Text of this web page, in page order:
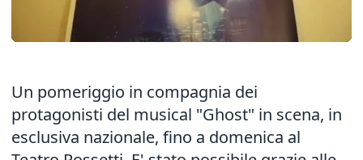
Un pomeriggio in compagnia dei
protagonisti del musical "Ghost" in scena, in
esclusiva nazionale, fino a domenica al